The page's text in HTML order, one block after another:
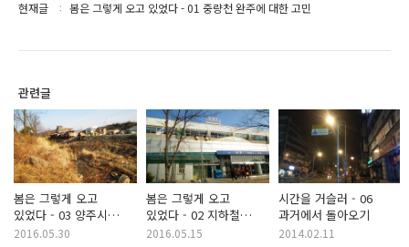
현재글 봄은 그렇게 오고 있었다 - 01 중량천 완주에 대한 고민
관련글
봄은 그렇게 오고
있었다 - 03 양주시
산북3동 중량천 발원지
2016.05.30
봄은 그렇게 오고
있었다 - 02 지하철
1호선 덕계역
2016.05.15
시간을 거슬러 - 06
과거에서 돌아오기
2014.02.11